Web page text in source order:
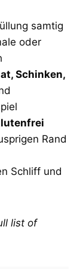
samtig
oder
Schinken,
Rand
Schliff und
list of